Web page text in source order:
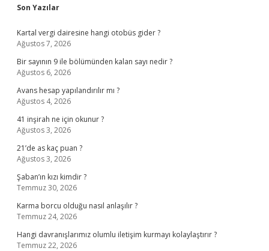
Sidebar
Son Yazılar
Kartal vergi dairesine hangi otobüs gider ?
Ağustos 7, 2026
Bir sayının 9 ile bölümünden kalan sayı nedir ?
Ağustos 6, 2026
Avans hesap yapılandırılır mı ?
Ağustos 4, 2026
41 inşirah ne için okunur ?
Ağustos 3, 2026
21’de as kaç puan ?
Ağustos 3, 2026
Şaban’ın kızı kimdir ?
Temmuz 30, 2026
Karma borcu olduğu nasıl anlaşılır ?
Temmuz 24, 2026
Hangi davranışlarımız olumlu iletişim kurmayı kolaylaştırır ?
Temmuz 22, 2026